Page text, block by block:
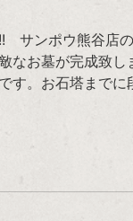
サンポウ熊谷店
なお墓が完成致
す。お石塔まで